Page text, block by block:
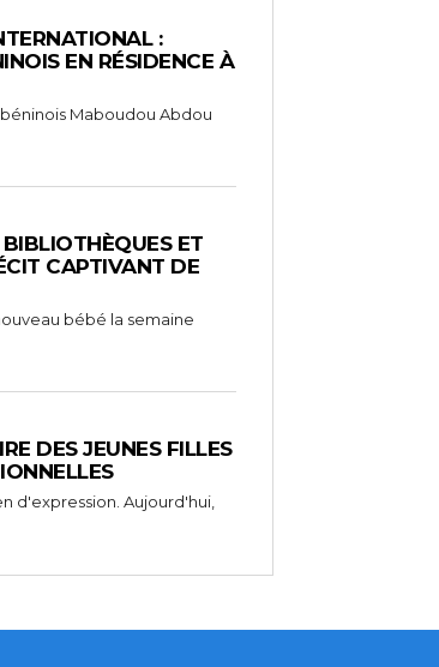
:
EN RÉSIDENCE À
Maboudou Abdou
ET
CAPTIVANT DE
bébé la semaine
DES JEUNES FILLES
d'expression. Aujourd'hui,